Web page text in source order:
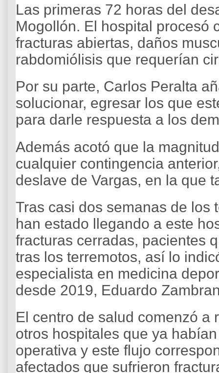
Las primeras 72 horas del
Mogollón. El hospital procesó
fracturas abiertas, daños
rabdomiólisis que requerían
Por su parte, Carlos Peralta
solucionar, egresar los que
para darle respuesta a los
Además acotó que la
cualquier contingencia
deslave de Vargas, en la que
Tras casi dos semanas de los
han estado llegando a este
fracturas cerradas, pacientes
tras los terremotos, así lo
especialista en medicina
desde 2019, Eduardo
El centro de salud comenzó a
otros hospitales que ya
operativa y este flujo
afectados que sufrieron